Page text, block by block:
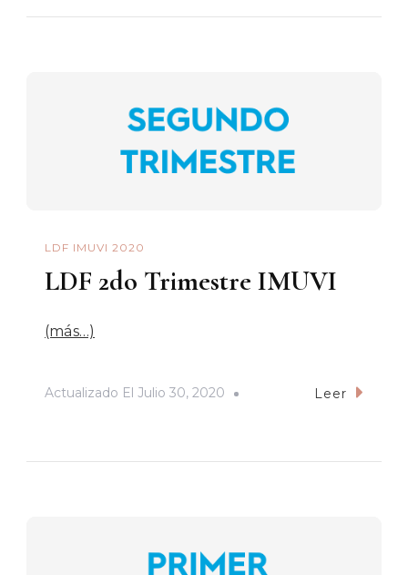
LDF IMUVI 2020
LDF 2do Trimestre IMUVI
(más…)
Actualizado El Julio 30, 2020 Leer